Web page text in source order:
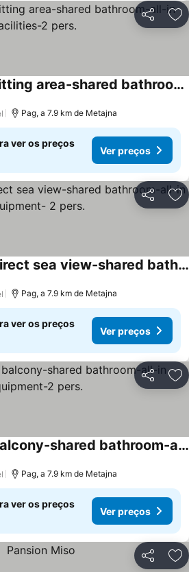
Partilhar
NEW-room with sitting area-shared bathroom-all-in facilities-2 pers.
Pag, a 7.9 km de Metajna
ver os preços
Ver preços
Partilhar
NEW-room with direct sea view-shared bathroom-all-in equipment- 2 pers.
Pag, a 7.9 km de Metajna
ver os preços
Ver preços
Partilhar
NEW-room with balcony-shared bathroom-all-in equipment-2 pers.
Pag, a 7.9 km de Metajna
ver os preços
Ver preços
Partilhar